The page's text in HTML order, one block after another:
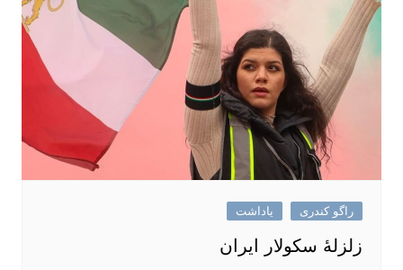
راگو کندری یاداشت
زلزلهٔ سکولار ایران